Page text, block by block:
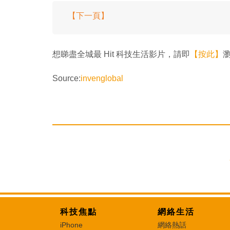
【下一頁】
想睇盡全城最 Hit 科技生活影片，請即 【按此】
Source:invenglobal
科技焦點
iPhone
網絡生活
網絡熱話